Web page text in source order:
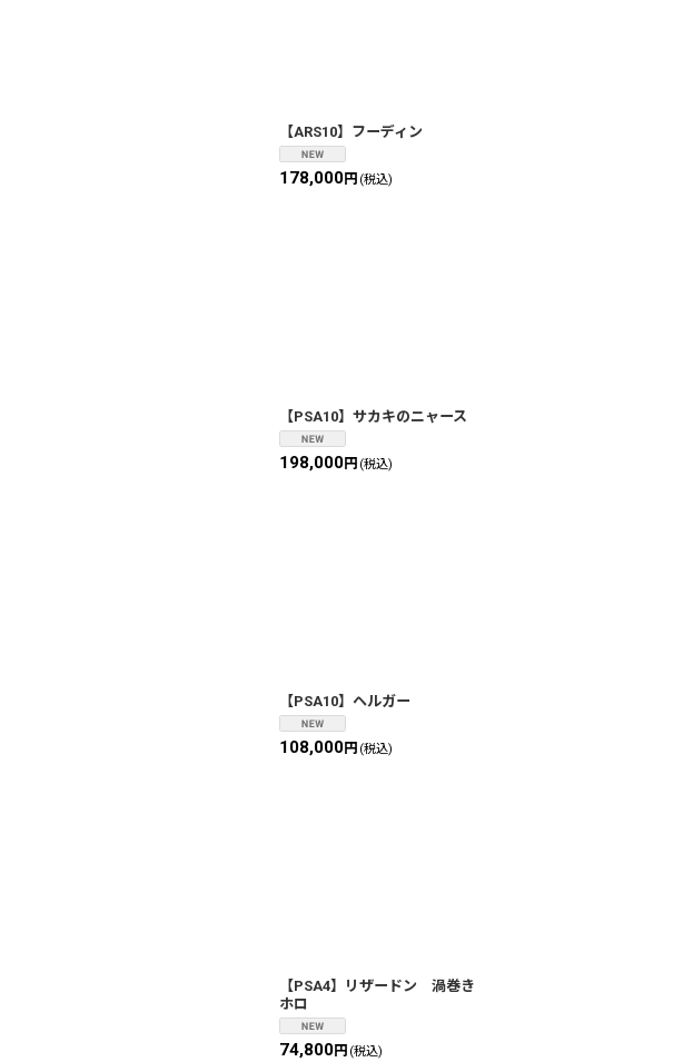
【ARS10】フーディン
178,000円 (税込)
【PSA10】サカキのニャース
198,000円 (税込)
【PSA10】ヘルガー
108,000円 (税込)
【PSA4】リザードン 渦巻き
ホロ
74,800円 (税込)